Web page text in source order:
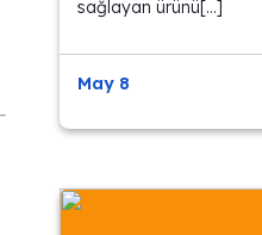
sağlayan ürünü[…]
May 8